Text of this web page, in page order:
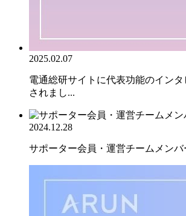
2025.02.07
電通総研サイトに代表功能のイン
されまし...
2024.12.28
サポーター会員・運営チームメンバ